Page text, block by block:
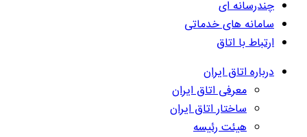
چندرسانه ای
سامانه های خدماتی
ارتباط با اتاق
درباره اتاق ایران
معرفی اتاق ایران
ساختار اتاق ایران
هیئت رئیسه